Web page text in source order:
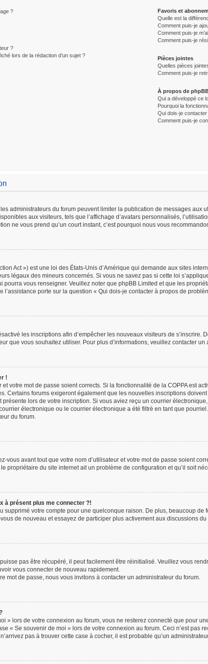
?
?
lors de la rédaction d’un sujet ?
Favoris et
Quelle est la
Comment puis-je
Comment puis-je
Comment puis-je
Pièces jointes
Quelles pièces
Comment puis-je
À propos de
Qui a développé ce
Pourquoi la
Qui dois-je contacter
Comment puis-je
administrateurs du forum peuvent limiter la publication de messages
aux visiteurs, tels que l’affichage d’avatars personnalisés,
ne vous prend qu’un court instant, c’est pourquoi nous vous
Act ») est une loi des États-Unis d’Amérique qui demande aux sites
légaux des mineurs concernés. Si vous ne savez pas si cette loi
vous renseigner. Veuillez noter que phpBB Limited et que les
porte sur la question « Qui dois-je contacter à propos de
les inscriptions afin d’empêcher les nouveaux visiteurs de
que vous souhaitez utiliser. Pour plus d’informations, veuillez contacter
!
votre mot de passe soient corrects. Si la fonctionnalité de la COPPA est
Certains forums exigeront également que les nouvelles inscriptions
lors de votre inscription. Si vous aviez reçu un courrier
électronique ou le courrier électronique a été filtré en tant que
du forum.
vous avant tout que votre nom d’utilisateur et votre mot de passe soient
propriétaire du site internet ait un problème de configuration et qu’il soit
à présent plus me connecter ?!
supprimé votre compte pour une quelconque raison. De plus, beaucoup
de nouveau et essayez de participer plus activement aux discussions du
pas être récupéré, il peut facilement être réinitialisé. Veuillez vous
vous connecter de nouveau rapidement.
mot de passe, nous vous invitons à contacter un administrateur du forum.
» lors de votre connexion au forum, vous ne resterez connecté que pour
« Se souvenir de moi » lors de votre connexion au forum. Ceci n’est
pas à trouver cette case à cocher, il est probable qu’un